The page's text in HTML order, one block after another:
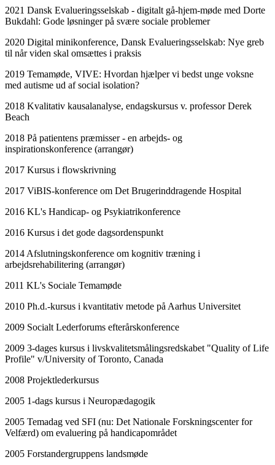
2021 Dansk Evalueringsselskab - digitalt gå-hjem-møde med Dorte
Bukdahl: Gode løsninger på svære sociale problemer
2020 Digital minikonference, Dansk Evalueringsselskab: Nye greb
til når viden skal omsættes i praksis
2019 Temamøde, VIVE: Hvordan hjælper vi bedst unge voksne
med autisme ud af social isolation?
2018 Kvalitativ kausalanalyse, endagskursus v. professor Derek
Beach
2018 På patientens præmisser - en arbejds- og
inspirationskonference (arrangør)
2017 Kursus i flowskrivning
2017 ViBIS-konference om Det Brugerinddragende Hospital
2016 KL's Handicap- og Psykiatrikonference
2016 Kursus i det gode dagsordenspunkt
2014 Afslutningskonference om kognitiv træning i
arbejdsrehabilitering (arrangør)
2011 KL's Sociale Temamøde
2010 Ph.d.-kursus i kvantitativ metode på Aarhus Universitet
2009 Socialt Lederforums efterårskonference
2009 3-dages kursus i livskvalitetsmålingsredskabet "Quality of Life
Profile" v/University of Toronto, Canada
2008 Projektlederkursus
2005 1-dags kursus i Neuropædagogik
2005 Temadag ved SFI (nu: Det Nationale Forskningscenter for
Velfærd) om evaluering på handicapområdet
2005 Forstandergruppens landsmøde